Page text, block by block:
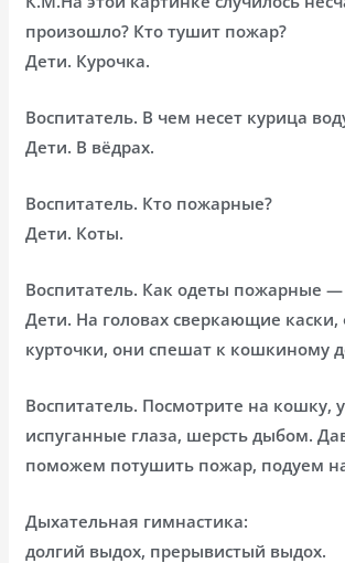
произошло? Кто тушит пожар?
Дети. Курочка.
Воспитатель. В чем несет курица
Дети. В вёдрах.
Воспитатель. Кто пожарные?
Дети. Коты.
Воспитатель. Как одеты пожарные —
Дети. На головах сверкающие
курточки, они спешат к кошкиному
Воспитатель. Посмотрите на кошку,
испуганные глаза, шерсть дыбом.
поможем потушить пожар, подуем
Дыхательная гимнастика:
долгий выдох, прерывистый выдох.